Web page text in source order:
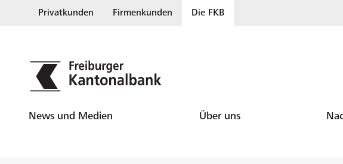
Privatkunden Firmenkunden Die FKB
News und Medien Über uns